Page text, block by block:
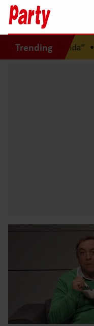
Trending
•Media